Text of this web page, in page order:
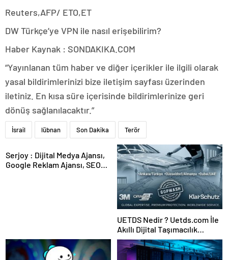
Reuters,AFP/ ETO,ET
DW Türkçe’ye VPN ile nasıl erişebilirim?
Haber Kaynak : SONDAKIKA.COM
“Yayınlanan tüm haber ve diğer içerikler ile ilgili olarak
yasal bildirimlerinizi bize iletişim sayfası üzerinden
iletiniz. En kısa süre içerisinde bildirimlerinize geri
dönüş sağlanılacaktır.”
İsrail lübnan Son Dakika Terör
Serjoy : Dijital Medya Ajansı,
Google Reklam Ajansı, SEO
UETDS Nedir ? Uetds.com İle
Akıllı Dijital Taşımacılık
Yazılımı